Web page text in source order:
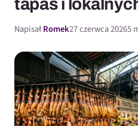
tapas i
NapisałRomek27 czerwca 20265